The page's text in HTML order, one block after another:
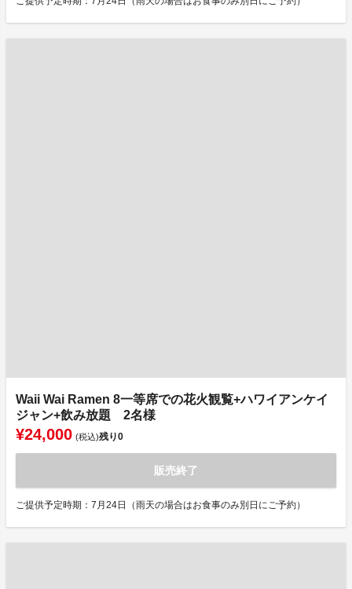
Waii Wai Ramen 8一等席での花火観覧+ハワイアンケイ
ジャン+飲み放題 2名様
¥24,000 (税込)残り0
販売終了
ご提供予定時期：7月24日（雨天の場合はお食事のみ別日にご予約）